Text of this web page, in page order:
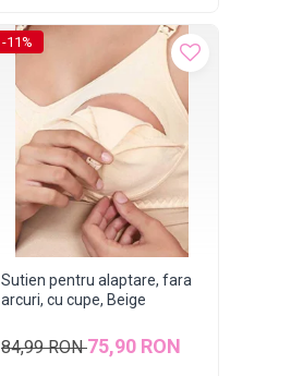
-11%
Sutien pentru alaptare, fara
arcuri, cu cupe, Beige
84,99 RON75,90 RON